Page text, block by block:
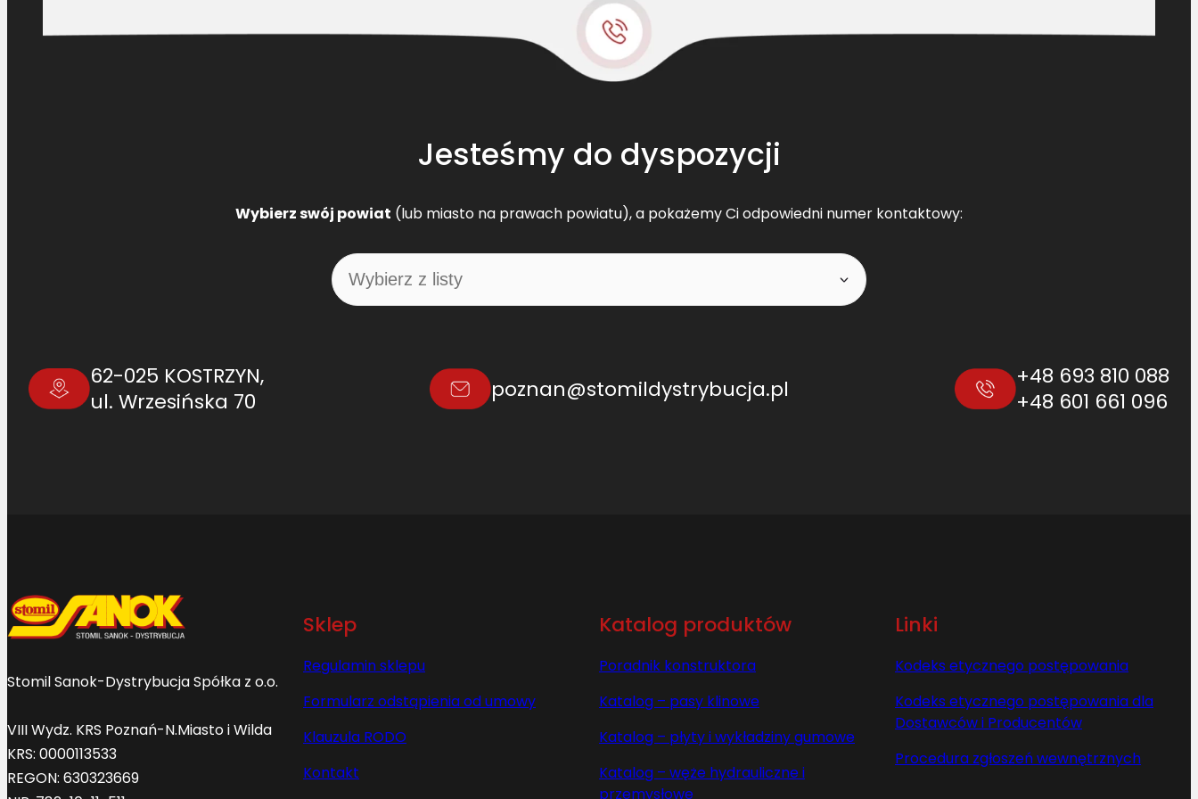
X
4
6
L
)
Jesteśmy do dyspozycji
Wybierz swój powiat (lub miasto na prawach powiatu), a pokażemy Ci odpowiedni numer kontaktowy:
62-025 KOSTRZYN,
ul. Wrzesińska 70
poznan@stomildystrybucja.pl
+48 693 810 088
+48 601 661 096
Stomil Sanok-Dystrybucja Spółka z o.o.
VIII Wydz. KRS Poznań-N.Miasto i Wilda
KRS: 0000113533
REGON: 630323669
Sklep
Regulamin sklepu
Formularz odstąpienia od umowy
Klauzula RODO
Kontakt
Katalog produktów
Poradnik konstruktora
Katalog – pasy klinowe
Katalog – płyty i wykładziny gumowe
Katalog – węże hydrauliczne i
przemysłowe
Linki
Kodeks etycznego postępowania
Kodeks etycznego postępowania dla
Dostawców i Producentów
Procedura zgłoszeń wewnętrznych